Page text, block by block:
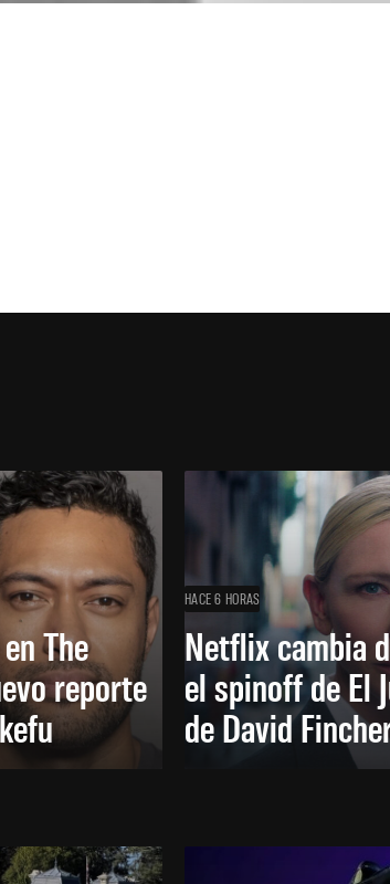
The
reporte
HACE 6 HORAS
Netflix cambia
el spinoff de El
de David